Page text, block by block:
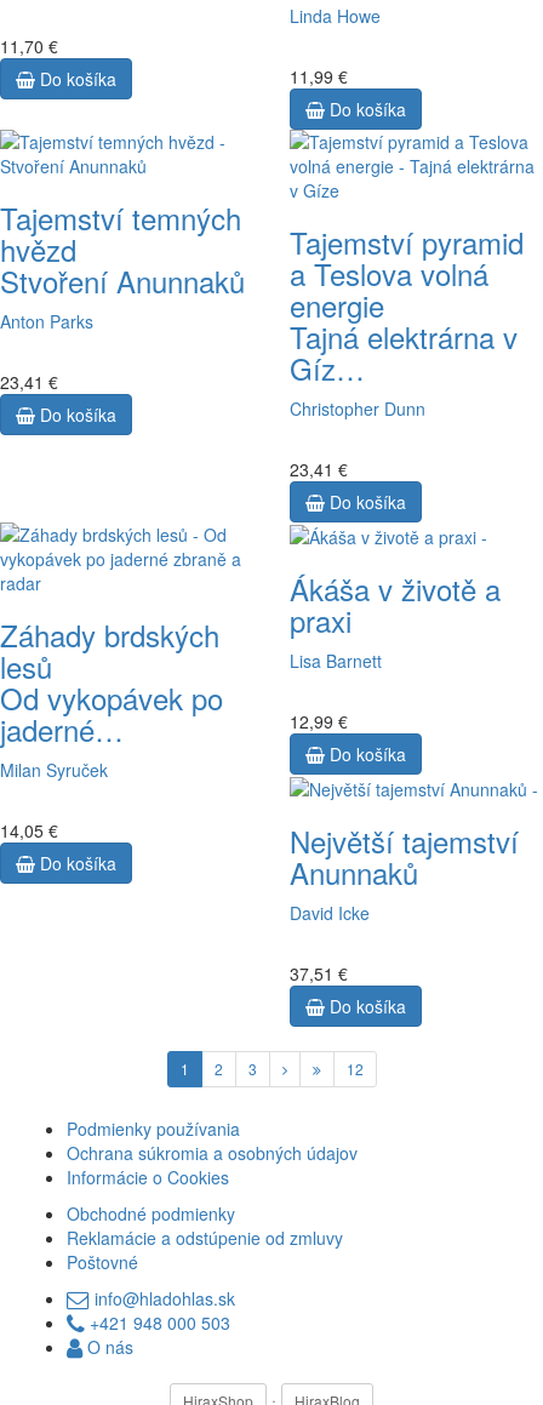
11,70 €
Do košíka
Linda Howe
11,99 €
Do košíka
Tajemství temných
hvězd
Stvoření Anunnaků
Anton Parks
23,41 €
Do košíka
Tajemství pyramid
a Teslova volná
energie
Tajná elektrárna v
Gíz…
Christopher Dunn
23,41 €
Do košíka
Záhady brdských
lesů
Od vykopávek po
jaderné…
Milan Syruček
14,05 €
Do košíka
Ákáša v životě a
praxi
Lisa Barnett
12,99 €
Do košíka
Největší tajemství
Anunnaků
David Icke
37,51 €
Do košíka
1 2 3 12
Podmienky používania
Ochrana súkromia a osobných údajov
Informácie o Cookies
Obchodné podmienky
Reklamácie a odstúpenie od zmluvy
Poštovné
info@hladohlas.sk
+421 948 000 503
O nás
·